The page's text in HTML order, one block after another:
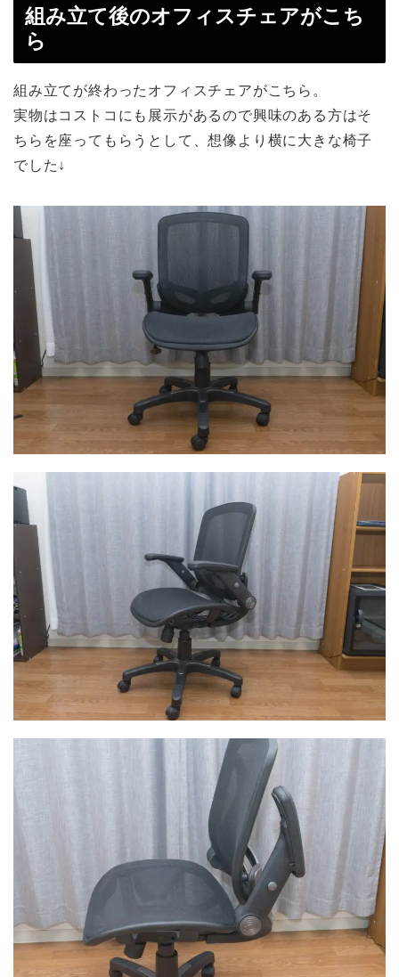
組み立て後のオフィスチェアがこち
ら
組み立てが終わったオフィスチェアがこちら。
実物はコストコにも展示があるので興味のある方はそ
ちらを座ってもらうとして、想像より横に大きな椅子
でした↓